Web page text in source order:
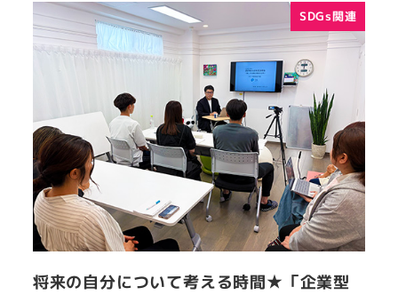
SDGs関連
将来の自分について考える時間★「企業型